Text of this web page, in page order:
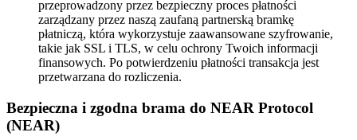
przeprowadzony przez bezpieczny proces płatności
zarządzany przez naszą zaufaną partnerską bramkę
płatniczą, która wykorzystuje zaawansowane szyfrowanie,
takie jak SSL i TLS, w celu ochrony Twoich informacji
finansowych. Po potwierdzeniu płatności transakcja jest
przetwarzana do rozliczenia.
Bezpieczna i zgodna brama do NEAR Protocol
(NEAR)